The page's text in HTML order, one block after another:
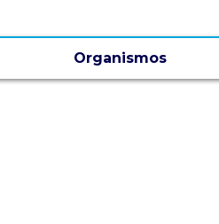
Organismos